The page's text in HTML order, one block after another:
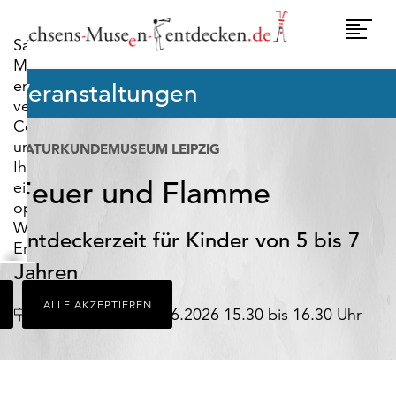
Sachsens-
Museen-
entdecken.de
verwendet
Cookies,
um
Ihnen
ein
optimales
Webseiten-
Erlebnis
zu
bieten.
Dazu
zählen
ALLE AKZEPTIEREN
Veranstaltungen
NATURKUNDEMUSEUM LEIPZIG
Feuer und Flamme
Entdeckerzeit für Kinder von 5 bis 7
Jahren
Leipzig Datum04.06.2026 15.30 bis 16.30 Uhr